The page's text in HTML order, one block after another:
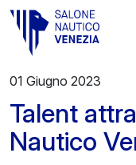
Vai al contenuto
01 Giugno 2023
Talent
Nautico